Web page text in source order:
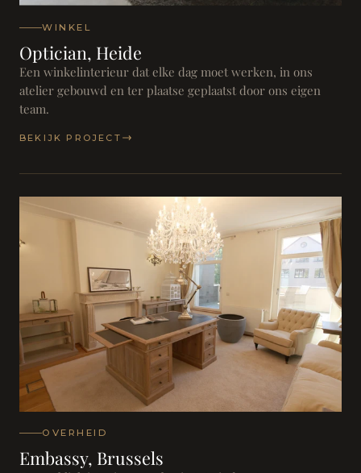
WINKEL
Optician, Heide
Een winkelinterieur dat elke dag moet werken, in ons
atelier gebouwd en ter plaatse geplaatst door ons eigen
team.
BEKIJK PROJECT
OVERHEID
Embassy, Brussels